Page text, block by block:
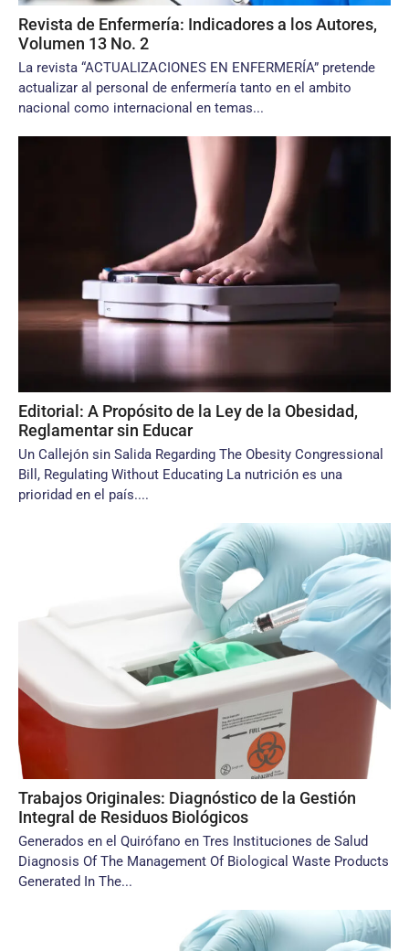
Revista de Enfermería: Indicadores a los Autores,
Volumen 13 No. 2
La revista “ACTUALIZACIONES EN ENFERMERÍA” pretende
actualizar al personal de enfermería tanto en el ambito
nacional como internacional en temas...
Editorial: A Propósito de la Ley de la Obesidad,
Reglamentar sin Educar
Un Callejón sin Salida Regarding The Obesity Congressional
Bill, Regulating Without Educating La nutrición es una
prioridad en el país....
Trabajos Originales: Diagnóstico de la Gestión
Integral de Residuos Biológicos
Generados en el Quirófano en Tres Instituciones de Salud
Diagnosis Of The Management Of Biological Waste Products
Generated In The...